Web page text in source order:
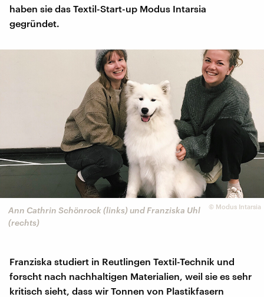
haben sie das Textil-Start-up Modus Intarsia
gegründet.
© Modus Intarsia
Ann Cathrin Schönrock (links) und Franziska Uhl
(rechts)
Franziska studiert in Reutlingen Textil-Technik und
forscht nach nachhaltigen Materialien, weil sie es sehr
kritisch sieht, dass wir Tonnen von Plastikfasern